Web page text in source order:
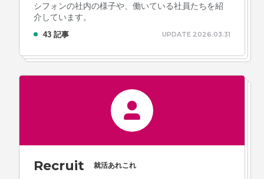
シフォンの社内の様子や、働いている社員たちを紹
介しています。
43 記事 UPDATE 2026.03.31
Recruit 就活あれこれ